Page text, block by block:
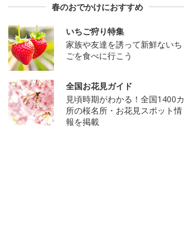
春のおでかけにおすすめ
いちご狩り特集
家族や友達を誘って新鮮ないち
ごを食べに行こう
全国お花見ガイド
見頃時期がわかる！全国1400カ
所の桜名所・お花見スポット情
報を掲載